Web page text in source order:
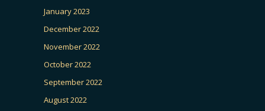
January 2023
December 2022
November 2022
October 2022
September 2022
August 2022